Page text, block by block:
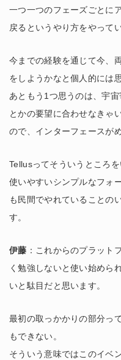
一つ一つのフェーズごとに
戻るというやり方をやって
今までの経験を通じて今、
をしようかなと個人的には
あともう1つ思うのは、宇
とかの要望に合わせなきゃ
ので、インターフェースが
Tellusってそういうところ
使いやすいシンプルなフォ
も民間でやれていることの
す。
伊藤 ：これからのプラット
く勉強しないと使い始めら
いと駄目だと思います。
最初の取っかかりの部分っ
もできない。
そういう意味ではこのイベ